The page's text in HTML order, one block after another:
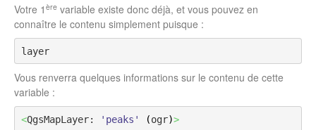
Votre 1 ère variable existe donc déjà, et vous pouvez en
connaître le contenu simplement puisque :
layer
Vous renverra quelques informations sur le contenu de cette
variable :
<QgsMapLayer: 'peaks' (ogr)>